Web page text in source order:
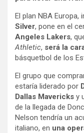
El plan NBA
Silver, pone en el
Angeles Lakers,
Athletic, será la
básquetbol de los
El grupo que
estaría liderado por
Dallas Mavericks y
de la llegada de
Nelson tendría un
italiano, en una